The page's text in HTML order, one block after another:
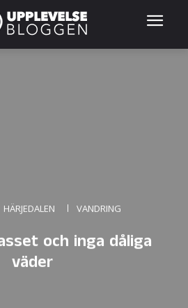
HÄRJEDALEN VANDRING
och inga dåliga
väder